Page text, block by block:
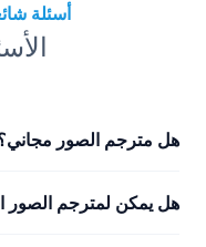
أسئلة
هل مترجم الصور
هل يمكن لمترجم الصور